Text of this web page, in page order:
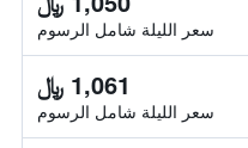
سعر الليلة شامل الرسوم
1,061 ﷼
سعر الليلة شامل الرسوم